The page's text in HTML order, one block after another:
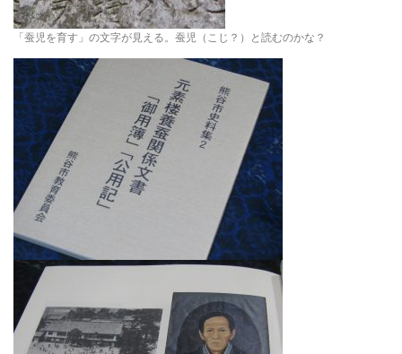
「蚕児を育す」の文字が見える。蚕児（こじ？）と読むのかな？